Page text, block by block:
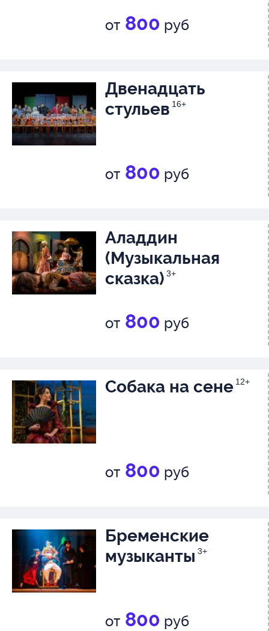
от 800 руб
Двенадцать
стульев 16+
от 800 руб
Аладдин
(Музыкальная
сказка) 3+
от 800 руб
Собака на сене 12+
от 800 руб
Бременские
музыканты 3+
от 800 руб